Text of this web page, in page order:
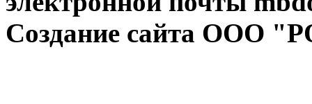
Создание сайта ООО